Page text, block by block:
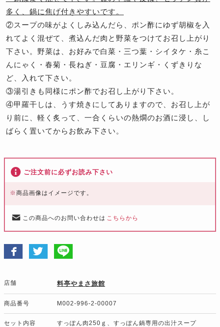
多く、鍋に焦げ付きやすいです。
②スープの味がよくしみ込んだら、ポン酢にゆず胡椒を入
れてよく混ぜて、煮込んだ肉と野菜をつけてお召し上がり
下さい。野菜は、お好みで白菜・三つ葉・シイタケ・糸こ
んにゃく・春菊・長ねぎ・豆腐・エリンギ・くずきりな
ど、入れて下さい。
③湯引きも同様にポン酢でお召し上がり下さい。
④甲羅干しは、うす焼きにしてありますので、お召し上が
り前に、軽く炙って、一合くらいの熱燗のお酒に浸し、し
ばらく置いてからお飲み下さい。
ご注文前に必ずお読み下さい
※商品画像はイメージです。
この商品へのお問い合わせは こちらから
店舗 料亭やまさ旅館
商品番号 M002-996-2-00007
セット内容
すっぽん肉250ｇ、すっぽん鍋専用の出汁スープ